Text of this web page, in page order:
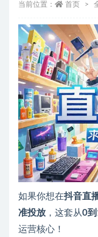
当前位置： 首页
如果你想在抖音直
准投放 ，这套从0到
运营核心！